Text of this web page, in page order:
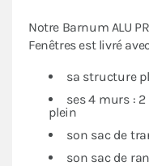
Notre Barnum ALU
Fenêtres est livré
sa structure
ses 4 murs : 2
plein
son sac de
son sac de